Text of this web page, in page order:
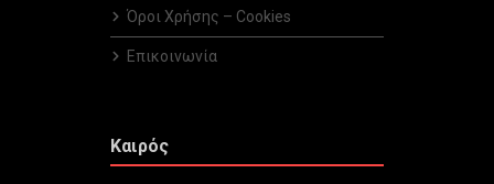
Όροι Χρήσης – Cookies
Επικοινωνία
Καιρός